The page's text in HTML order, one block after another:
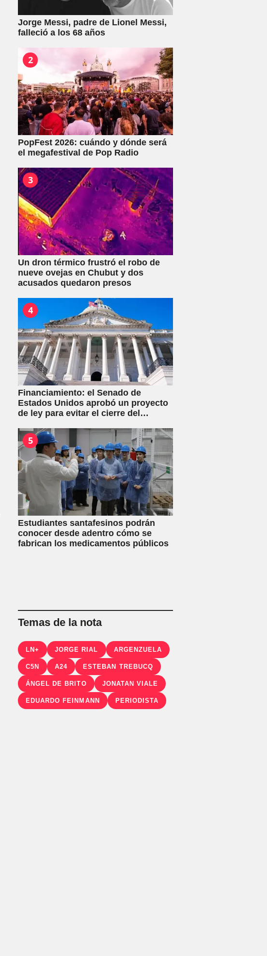
Jorge Messi, padre de Lionel Messi,
falleció a los 68 años
2
PopFest 2026: cuándo y dónde será
el megafestival de Pop Radio
3
Un dron térmico frustró el robo de
nueve ovejas en Chubut y dos
acusados quedaron presos
4
Financiamiento: el Senado de
Estados Unidos aprobó un proyecto
de ley para evitar el cierre del
5
Estudiantes santafesinos podrán
conocer desde adentro cómo se
fabrican los medicamentos públicos
Temas de la nota
LN+ JORGE RIAL ARGENZUELA
C5N A24 ESTEBAN TREBUCQ
ÁNGEL DE BRITO JONATAN VIALE
EDUARDO FEINMANN PERIODISTA